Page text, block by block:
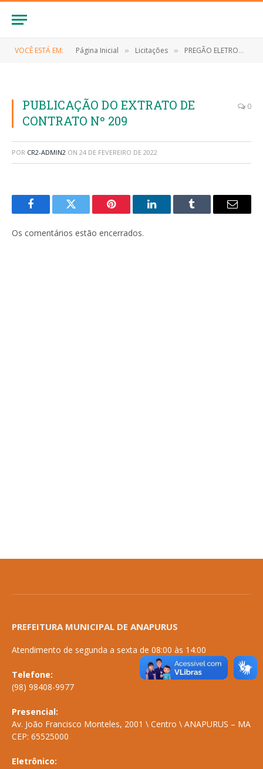
VOCÊ ESTÁ EM: Página Inicial » Licitações » PREGÃO ELETRONICO Nº 024/2021 (CONTRATAÇÃO DE EMPRESA ESPECIALIZADA PARA O FORNECIMENTO DE MATERIAIS DE LIMPEZA E HIGIENE PESSOAL)
PUBLICAÇÃO DO EXTRATO DE
CONTRATO Nº 209
0
POR CR2-ADMIN2 ON 24 DE FEVEREIRO DE 2022
FacebookTwitter Pinterest LinkedInTumblr
E-
Os comentários estão encerrados.
PREFEITURA MUNICIPAL DE ANAPURUS
Atendimento de segunda a sexta de 08:00 às 14:00
Telefone:
(98) 98408-9977
Presencial:
Av. João Francisco Monteles, 2001 \ Centro \ ANAPURUS – MA
CEP: 65525000
Eletrônico: